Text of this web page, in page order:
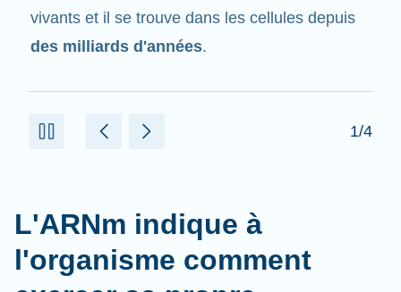
des protéines.
l'organisme comment
exercer sa propre